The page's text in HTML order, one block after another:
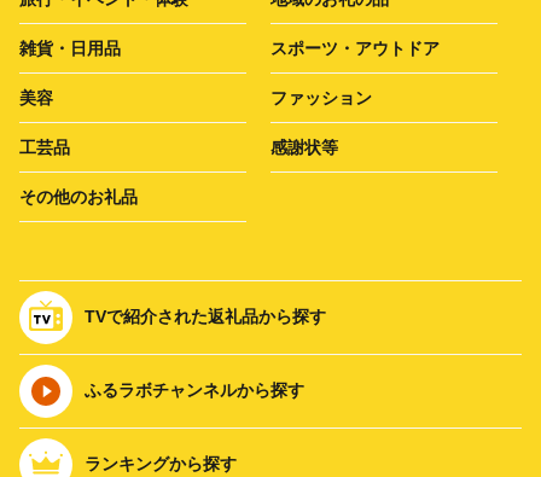
雑貨・日用品 スポーツ・アウトドア
美容 ファッション
工芸品 感謝状等
その他のお礼品
TVで紹介された返礼品から探す
ふるラボチャンネルから探す
ランキングから探す